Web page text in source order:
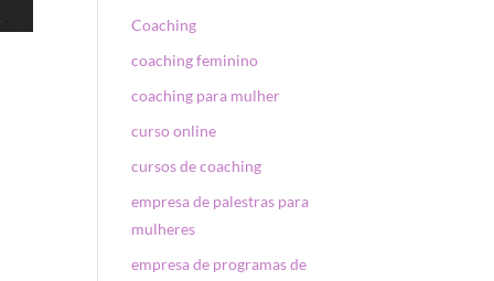
Coaching
coaching feminino
coaching para mulher
curso online
cursos de coaching
empresa de palestras para
mulheres
empresa de programas de